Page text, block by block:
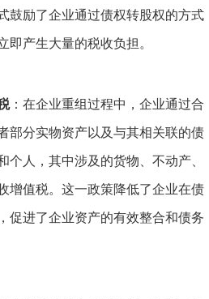
鼓励了企业通过债权转股权的方式
产生大量的税收负担。
：在企业重组过程中，企业通过合
部分实物资产以及与其相关联的债
人，其中涉及的货物、不动产、
增值税。这一政策降低了企业在债
促进了企业资产的有效整合和债务